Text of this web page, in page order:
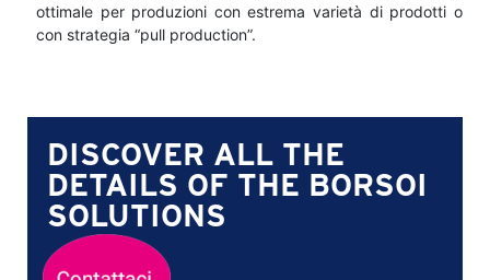
ottimale per produzioni con estrema varietà di prodotti o
con strategia “pull production”.
DISCOVER ALL THE
DETAILS OF THE BORSOI
SOLUTIONS